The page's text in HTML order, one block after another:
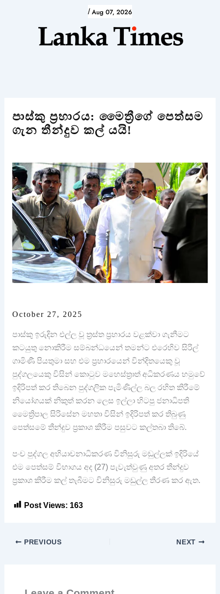
/ Aug 07, 2026
පාස්කු ප්‍රහාරය: මෛත්‍රීගේ පෙත්සම
ගැන තීන්දුව කල් යයි!
October 27, 2025
පාස්කු ඉරුදින එල්ල වූ ත්‍රස්ත ප්‍රහාරය වළක්වා ගැනීමට
කටයුතු නොකිරීම සම්බන්ධයෙන් තමන්ට එරෙහිව සිරිල්
ගාමිණී පියතුමා සහ එම ප්‍රහාරයෙන් වින්දිතයෙකු වූ
පුද්ගලයෙකු විසින් කොටුව මහෙස්ත්‍රාත් අධිකරණය හමුවේ
ඉදිරිපත් කර තිබෙන පුද්ගලික පැමිණිල්ල බල රහිත කිරීමේ
නියෝගයක් නිකුත් කරන ලෙස ඉල්ලා හිටපු ජනාධිපති
මෛත්‍රිපාල සිරිසේන මහතා විසින් ඉදිරිපත් කර තිබුණු
පෙත්සමේ තීන්දුව ප්‍රකාශ කිරීම පසුවට කල්තබා තිබේ.
පංච පුද්ගල අභියාචනාධිකරණ විනිසුරු මඬුල්ලක් ඉදිරියේ
එම පෙත්සම් විභාගය අද (27) පැවැත්වුණු අතර තීන්දුව
ප්‍රකාශ කිරීම කල් තැබීමට විනිසුරු මඩුල්ල තීරණ කර ඇත.
Post Views: 163
PREVIOUS NEXT